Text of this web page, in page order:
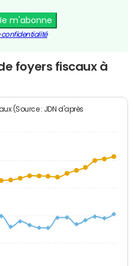
m'abonne
confidentialité
foyers fiscaux à
(Source : JDN d'après